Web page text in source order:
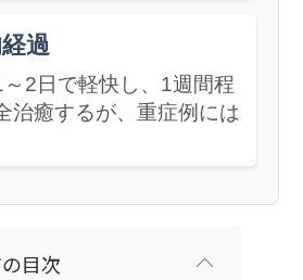
過
2日で軽快し、1週間程
治癒するが、重症例には
目次